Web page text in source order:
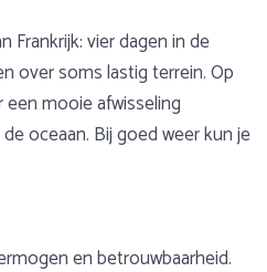
vier dagen in de
over soms lastig terrein. Op
mooie afwisseling
oceaan. Bij goed weer kun je
en betrouwbaarheid.